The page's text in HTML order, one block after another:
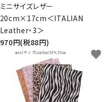
ミニサイズレザー
20cm×17cm＜ITALIAN
Leather・3＞
970円(税88円)
favorite